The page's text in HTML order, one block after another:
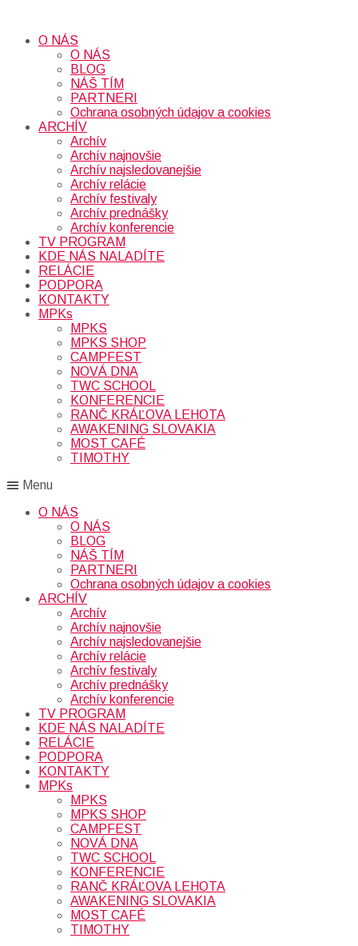
O NÁS
O NÁS
BLOG
NÁŠ TÍM
PARTNERI
Ochrana osobných údajov a cookies
ARCHÍV
Archív
Archív najnovšie
Archív najsledovanejšie
Archív relácie
Archív festivaly
Archív prednášky
Archív konferencie
TV PROGRAM
KDE NÁS NALADÍTE
RELÁCIE
PODPORA
KONTAKTY
MPKs
MPKS
MPKS SHOP
CAMPFEST
NOVÁ DNA
TWC SCHOOL
KONFERENCIE
RANČ KRÁĽOVA LEHOTA
AWAKENING SLOVAKIA
MOST CAFÉ
TIMOTHY
Menu
O NÁS
O NÁS
BLOG
NÁŠ TÍM
PARTNERI
Ochrana osobných údajov a cookies
ARCHÍV
Archív
Archív najnovšie
Archív najsledovanejšie
Archív relácie
Archív festivaly
Archív prednášky
Archív konferencie
TV PROGRAM
KDE NÁS NALADÍTE
RELÁCIE
PODPORA
KONTAKTY
MPKs
MPKS
MPKS SHOP
CAMPFEST
NOVÁ DNA
TWC SCHOOL
KONFERENCIE
RANČ KRÁĽOVA LEHOTA
AWAKENING SLOVAKIA
MOST CAFÉ
TIMOTHY